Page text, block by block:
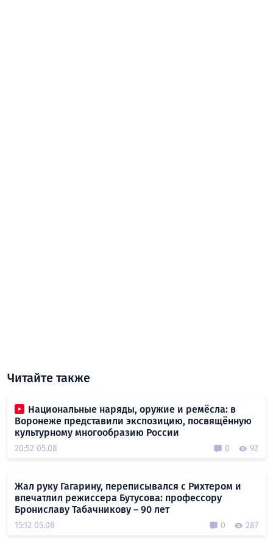
Читайте также
Национальные наряды, оружие и ремёсла: в
Воронеже представили экспозицию, посвящённую
культурному многообразию России
20:52 05.08 0 92
Жал руку Гагарину, переписывался с Рихтером и
впечатлил режиссера Бутусова: профессору
Брониславу Табачникову – 90 лет
15:12 05.08 0 287